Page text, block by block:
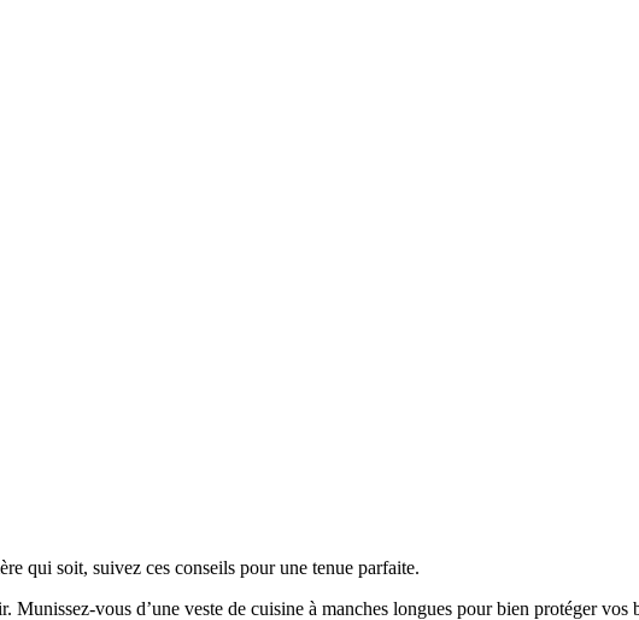
qui soit, suivez ces conseils pour une tenue parfaite.
vous d’une veste de cuisine à manches longues pour bien protéger vos